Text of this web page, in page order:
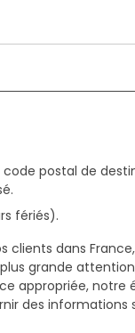
postal de
fériés).
clients dans
grande
appropriée, notre
des informations